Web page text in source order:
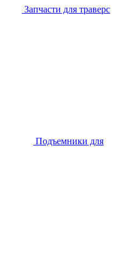
Запчасти для траверс
Подъемники для